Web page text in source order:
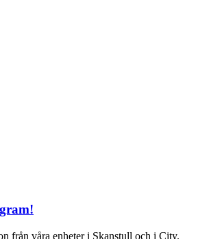
från våra enheter i Skanstull och i City.